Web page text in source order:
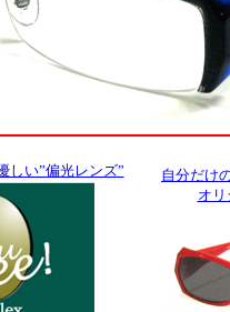
しい”偏光レンズ”
自分だけ
オ